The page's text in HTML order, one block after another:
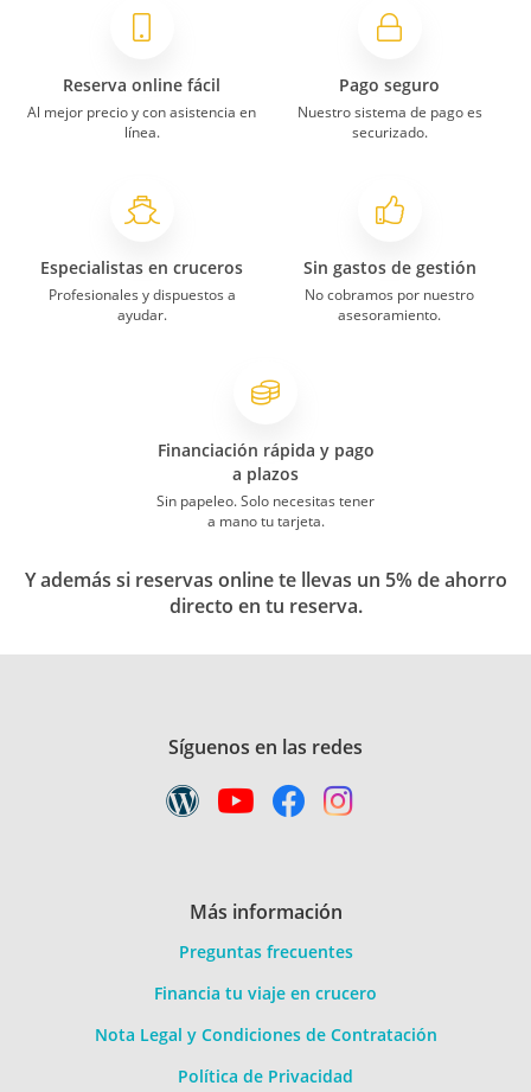
Reserva online fácil
Al mejor precio y con asistencia en
línea.
Pago seguro
Nuestro sistema de pago es
securizado.
Especialistas en cruceros
Profesionales y dispuestos a
ayudar.
Sin gastos de gestión
No cobramos por nuestro
asesoramiento.
Financiación rápida y pago
a plazos
Sin papeleo. Solo necesitas tener
a mano tu tarjeta.
Y además si reservas online te llevas un 5% de ahorro
directo en tu reserva.
Síguenos en las redes
Más información
Preguntas frecuentes
Financia tu viaje en crucero
Nota Legal y Condiciones de Contratación
Política de Privacidad